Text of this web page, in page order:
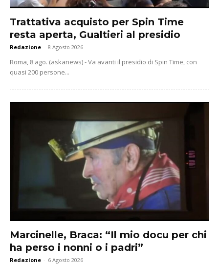
Trattativa acquisto per Spin Time
resta aperta, Gualtieri al presidio
Redazione - 8 Agosto 2026
Roma, 8 ago. (askanews) - Va avanti il presidio di Spin Time, con
quasi 200 persone...
Marcinelle, Braca: “Il mio docu per chi
ha perso i nonni o i padri”
Redazione - 6 Agosto 2026